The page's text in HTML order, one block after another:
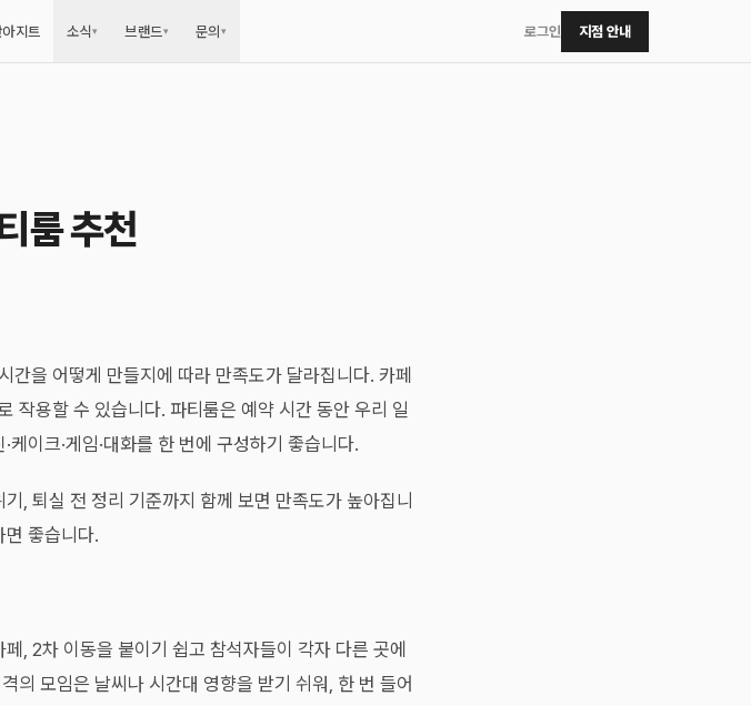
지트 소식▾ 브랜드▾ 문의▾ 로그인 지점 안내
룸 추천
을 어떻게 만들지에 따라 만족도가 달라집니다. 카페
작용할 수 있습니다. 파티룸은 예약 시간 동안 우리 일
이크·게임·대화를 한 번에 구성하기 좋습니다.
, 퇴실 전 정리 기준까지 함께 보면 만족도가 높아집니
면 좋습니다.
, 2차 이동을 붙이기 쉽고 참석자들이 각자 다른 곳에
의 모임은 날씨나 시간대 영향을 받기 쉬워, 한 번 들어